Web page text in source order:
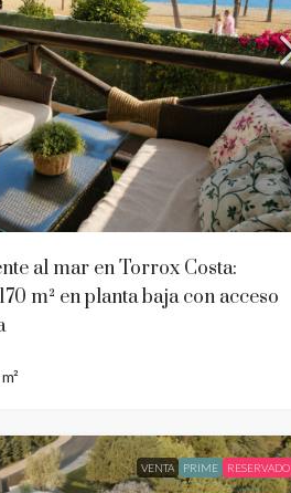
al mar en Torrox Costa:
m² en planta baja con acceso
m²
VENTA PRIME RESERVADO